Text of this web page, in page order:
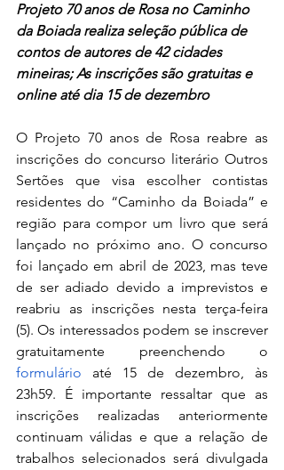
Projeto 70 anos de Rosa no Caminho
da Boiada realiza seleção pública de
contos de autores de 42 cidades
mineiras; As inscrições são gratuitas e
online até dia 15 de dezembro
O Projeto 70 anos de Rosa reabre as
inscrições do concurso literário Outros
Sertões que visa escolher contistas
residentes do “Caminho da Boiada” e
região para compor um livro que será
lançado no próximo ano. O concurso
foi lançado em abril de 2023, mas teve
de ser adiado devido a imprevistos e
reabriu as inscrições nesta terça-feira
(5). Os interessados podem se inscrever
formulário até 15 de dezembro, às
23h59. É importante ressaltar que as
inscrições realizadas anteriormente
continuam válidas e que a relação de
trabalhos selecionados será divulgada